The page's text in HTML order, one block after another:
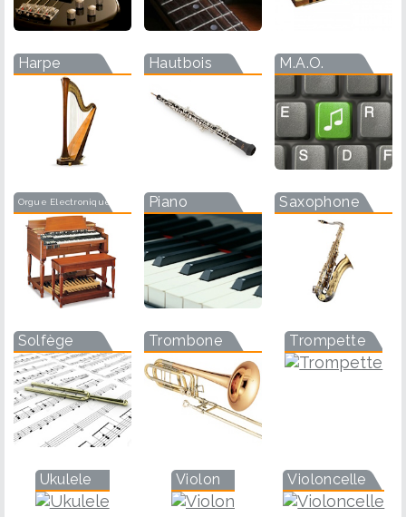
Harpe Hautbois M.A.O.
Orgue Electronique Piano Saxophone
Solfège Trombone Trompette
Ukulele Violon Violoncelle